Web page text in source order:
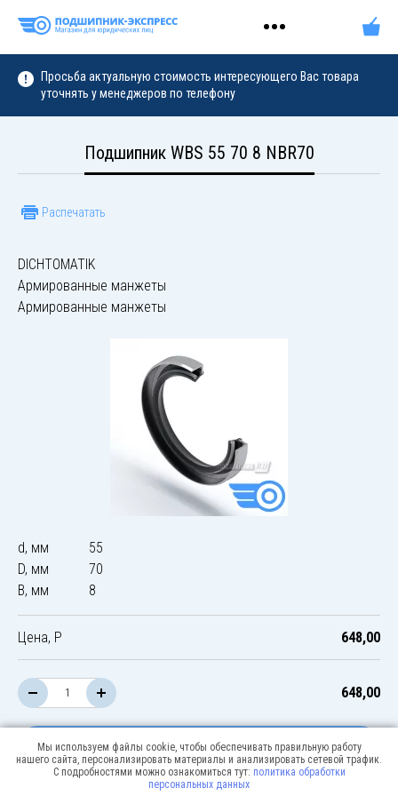
Просьба актуальную стоимость интересующего Вас товара
уточнять у менеджеров по телефону
Подшипник WBS 55 70 8 NBR70
Распечатать
DICHTOMATIK
Армированные манжеты
Армированные манжеты
d, мм
55
D, мм
70
B, мм
8
Цена, Р 648,00
648,00
В корзину
Мы используем файлы cookie, чтобы обеспечивать правильную работу
нашего сайта, персонализировать материалы и анализировать сетевой трафик.
С подробностями можно ознакомиться тут: политика обработки
персональных данных